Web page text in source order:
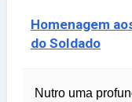
Homenagem
do Soldado
Nutro uma